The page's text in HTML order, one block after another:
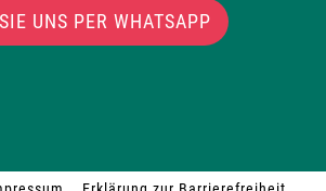
UNS PER WHATSAPP